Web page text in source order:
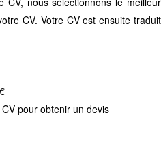
CV. Votre CV est ensuite traduit
pour obtenir un devis